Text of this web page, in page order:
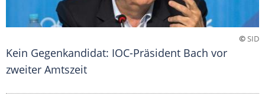
©SID
Kein Gegenkandidat: IOC-Präsident Bach vor
zweiter Amtszeit